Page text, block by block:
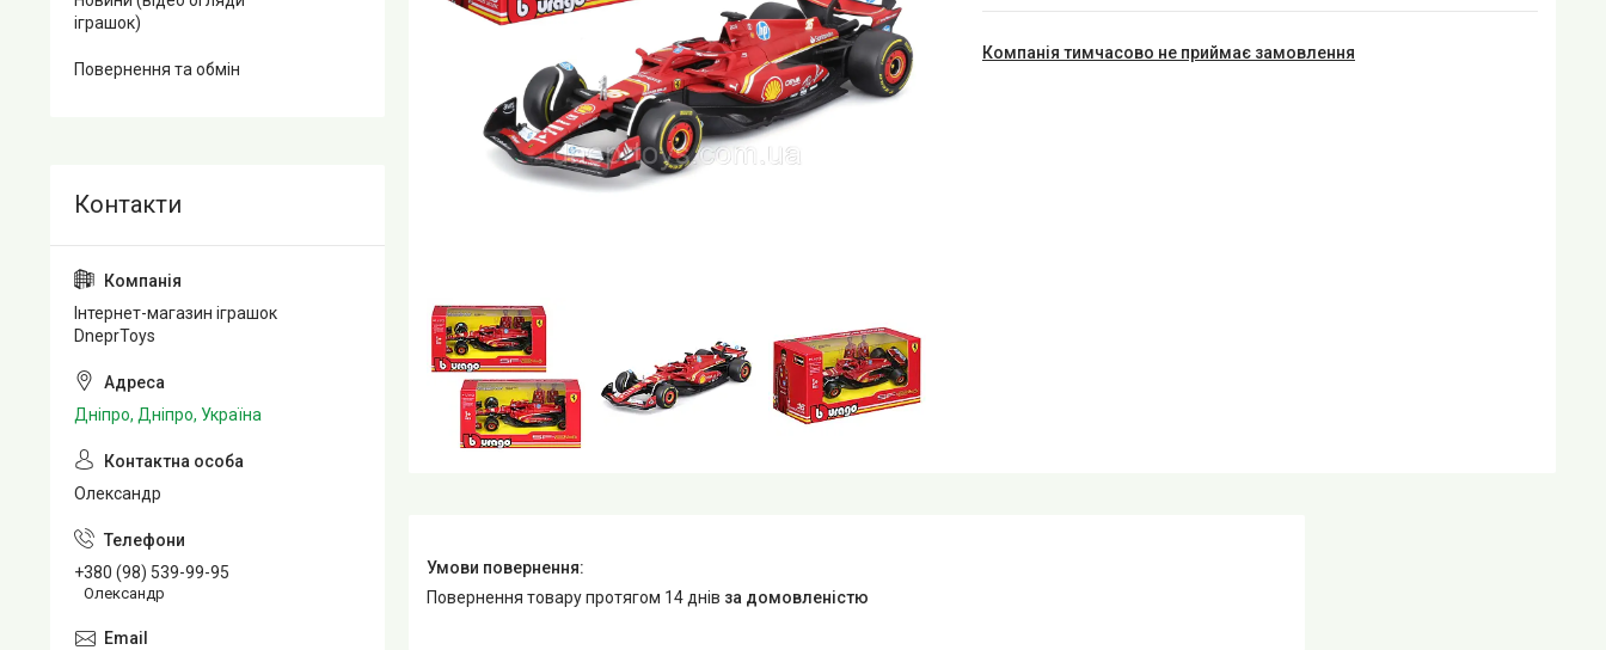
Компанія тимчасово не приймає замовлення
повернення товару протягом 14 днів за домовленістю
іграшок)
Повернення та обмін
Інтернет-магазин іграшок
DneprToys
Дніпро, Дніпро, Україна
Олександр
+380 (98) 539-99-95
Олександр